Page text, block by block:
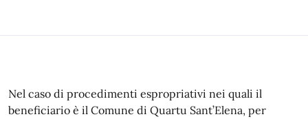
Nel caso di procedimenti espropriativi nei quali il
beneficiario è il Comune di Quartu Sant’Elena, per